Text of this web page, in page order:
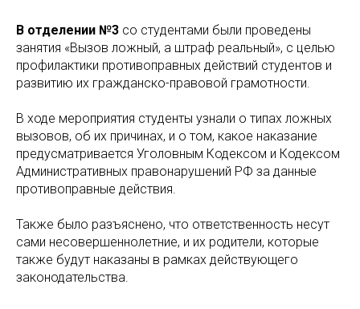
В отделении №3 со студентами были проведены
занятия «Вызов ложный, а штраф реальный», с целью
профилактики противоправных действий студентов и
развитию их гражданско-правовой грамотности.
В ходе мероприятия студенты узнали о типах ложных
вызовов, об их причинах, и о том, какое наказание
предусматривается Уголовным Кодексом и Кодексом
Административных правонарушений РФ за данные
противоправные действия.
Также было разъяснено, что ответственность несут
сами несовершеннолетние, и их родители, которые
также будут наказаны в рамках действующего
законодательства.